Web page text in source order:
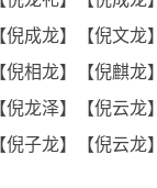
倪成龙】【倪文龙】
倪相龙】【倪麒龙】
倪龙泽】【倪云龙】
倪子龙】【倪云龙】